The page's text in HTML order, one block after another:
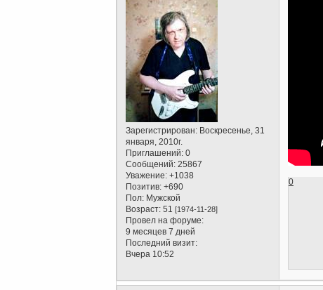
Зарегистрирован: Воскресенье, 31
января, 2010г.
Приглашений: 0
Сообщений: 25867
Уважение: +1038
Позитив: +690
Пол: Мужской
Возраст: 51[1974-11-28]
Провел на форуме:
9 месяцев 7 дней
Последний визит:
Вчера 10:52
0